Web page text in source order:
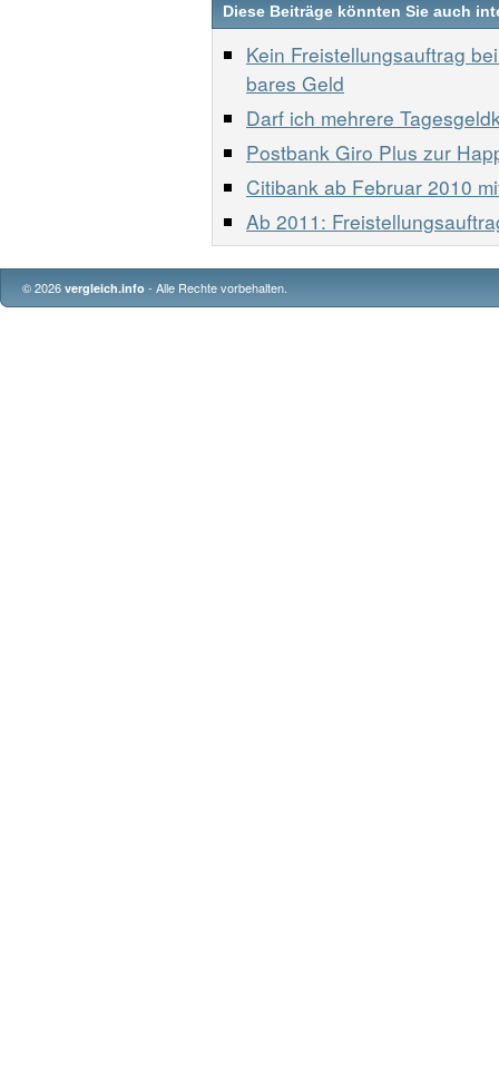
Diese Beiträge könnten Sie auch
Kein Freistellungsauftrag
bares Geld
Darf ich mehrere
Postbank Giro Plus zur
Citibank ab Februar 2010
Ab 2011:
© 2026 vergleich.info - Alle Rechte vorbehalten.